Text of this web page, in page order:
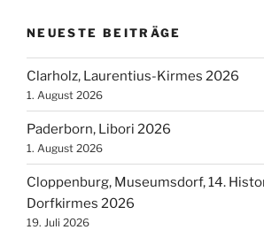
NEUESTE BEITRÄGE
Clarholz, Laurentius-Kirmes 2026
1. August 2026
Paderborn, Libori 2026
1. August 2026
Cloppenburg, Museumsdorf, 14.
Dorfkirmes 2026
19. Juli 2026